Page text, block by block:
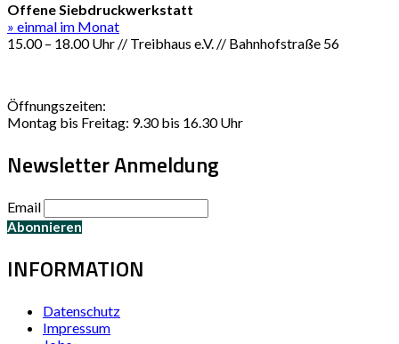
Offene Siebdruckwerkstatt
» einmal im Monat
15.00 – 18.00 Uhr // Treibhaus e.V. // Bahnhofstraße 56
Öffnungszeiten:
Montag bis Freitag: 9.30 bis 16.30 Uhr
Newsletter Anmeldung
Email
INFORMATION
Datenschutz
Impressum